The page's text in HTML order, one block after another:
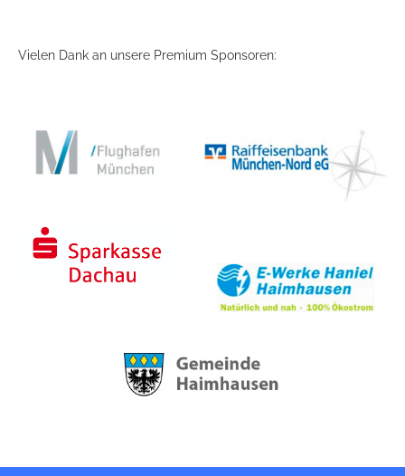
Vielen Dank an unsere Premium Sponsoren: